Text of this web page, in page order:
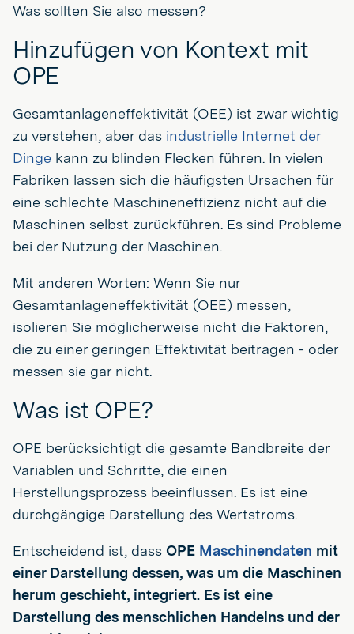
Was sollten Sie also messen?
Hinzufügen von Kontext mit
OPE
Gesamtanlageneffektivität (OEE) ist zwar wichtig
zu verstehen, aber das industrielle Internet der
Dinge kann zu blinden Flecken führen. In vielen
Fabriken lassen sich die häufigsten Ursachen für
eine schlechte Maschineneffizienz nicht auf die
Maschinen selbst zurückführen. Es sind Probleme
bei der Nutzung der Maschinen.
Mit anderen Worten: Wenn Sie nur
Gesamtanlageneffektivität (OEE) messen,
isolieren Sie möglicherweise nicht die Faktoren,
die zu einer geringen Effektivität beitragen - oder
messen sie gar nicht.
Was ist OPE?
OPE berücksichtigt die gesamte Bandbreite der
Variablen und Schritte, die einen
Herstellungsprozess beeinflussen. Es ist eine
durchgängige Darstellung des Wertstroms.
Entscheidend ist, dass OPE Maschinendaten mit
einer Darstellung dessen, was um die Maschinen
herum geschieht, integriert. Es ist eine
Darstellung des menschlichen Handelns und der